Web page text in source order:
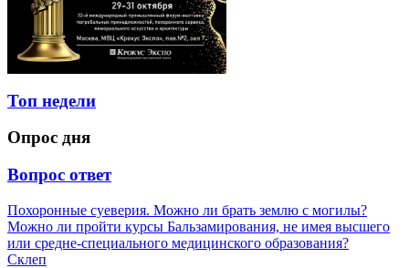
Топ недели
Опрос дня
Вопрос ответ
Похоронные суеверия. Можно ли брать землю с могилы?
Можно ли пройти курсы Бальзамирования, не имея высшего
или средне-специального медицинского образования?
Склеп